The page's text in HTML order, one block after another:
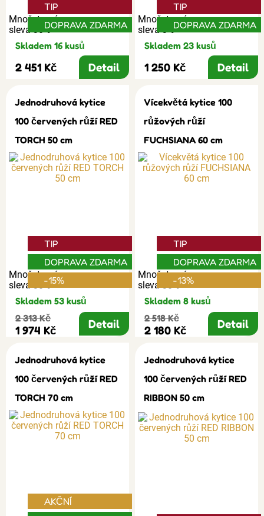
Množstevní
sleva 30%
TIP
DOPRAVA ZDARMA
Skladem 16 kusů
2 451 Kč Detail
Množstevní
sleva 3%
TIP
DOPRAVA ZDARMA
Skladem 23 kusů
1 250 Kč Detail
Jednodruhová kytice
100 červených růží RED
TORCH 50 cm
Množstevní
sleva 30%
TIP
DOPRAVA ZDARMA
-15%
Skladem 53 kusů
2 313 Kč
1 974 Kč Detail
Vícekvětá kytice 100
růžových růží
FUCHSIANA 60 cm
Množstevní
sleva 30%
TIP
DOPRAVA ZDARMA
-13%
Skladem 8 kusů
2 518 Kč
2 180 Kč Detail
Jednodruhová kytice
100 červených růží RED
TORCH 70 cm
AKČNÍ
Jednodruhová kytice
100 červených růží RED
RIBBON 50 cm